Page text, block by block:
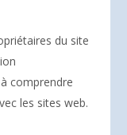
du site
comprendre
les sites web.